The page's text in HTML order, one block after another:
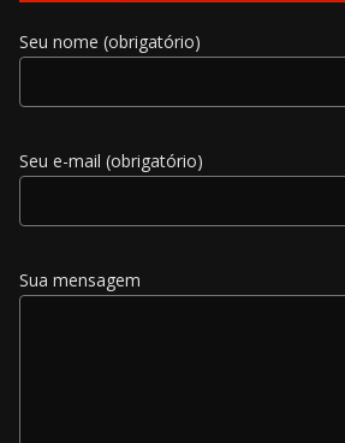
Seu nome (obrigatório)
Seu e-mail (obrigatório)
Sua mensagem